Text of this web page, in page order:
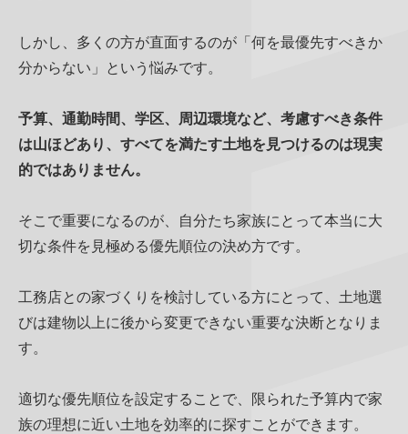
しかし、多くの方が直面するのが「何を最優先すべきか
分からない」という悩みです。
予算、通勤時間、学区、周辺環境など、考慮すべき条件
は山ほどあり、すべてを満たす土地を見つけるのは現実
的ではありません。
そこで重要になるのが、自分たち家族にとって本当に大
切な条件を見極める優先順位の決め方です。
工務店との家づくりを検討している方にとって、土地選
びは建物以上に後から変更できない重要な決断となりま
す。
適切な優先順位を設定することで、限られた予算内で家
族の理想に近い土地を効率的に探すことができます。